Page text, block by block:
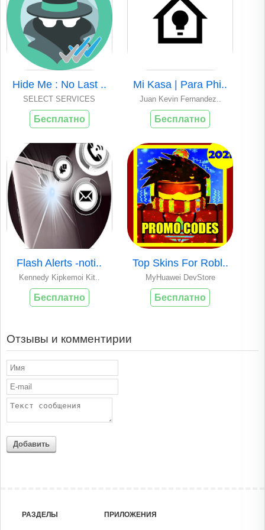
Hide Me : No Last ..
SELECT SERVICES
Бесплатно
Mi Kasa | Para Phi..
Juan Kevin Fernandez..
Бесплатно
Flash Alerts -noti..
Kennedy Kipkemoi Kit..
Бесплатно
Top Skins For Robl..
MyHuawei DevStore
Бесплатно
Отзывы и комментирии
Добавить
РАЗДЕЛЫ ПРИЛОЖЕНИЯ